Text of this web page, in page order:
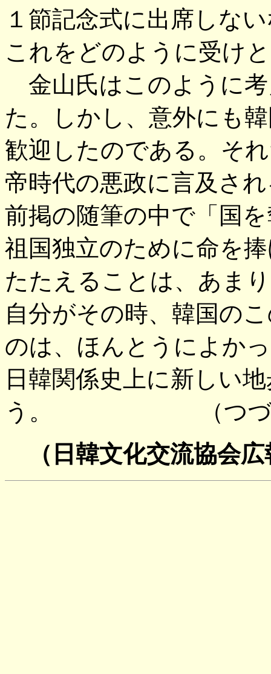
１節記念式に出席しな
これをどのように受け
金山氏はこのように
た。しかし、意外にも
歓迎したのである。そ
帝時代の悪政に言及さ
前掲の随筆の中で「国
祖国独立のために命を
たたえることは、あま
自分がその時、韓国の
のは、ほんとうによか
日韓関係史上に新しい
う。 （つづ
（日韓文化交流協会